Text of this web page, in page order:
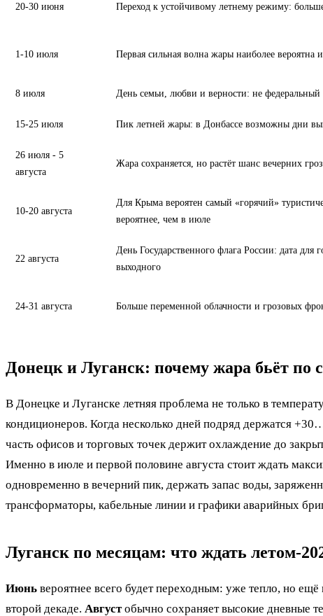
20-30 июня Переход к устойчивому летнему режиму:
1-10 июля Первая сильная волна жары наиболее вероятна
8 июля День семьи, любви и верности: не
15-25 июля Пик летней жары: в Донбассе возможны дни
26 июля - 5
августа
Жара сохраняется, но растёт шанс вечерних
10-20 августа
Для Крыма вероятен самый «горячий»
вероятнее, чем в июле
22 августа
День Государственного флага России: дата для
выходного
24-31 августа Больше переменной облачности и грозовых
Донецк и Луганск: почему жара бьёт по
В Донецке и Луганске летняя проблема не только в
кондиционеров. Когда несколько дней подряд держатся
часть офисов и торговых точек держит охлаждение до
Именно в июле и первой половине августа стоит ждать
одновременно в вечерний пик, держать запас воды,
трансформаторы, кабельные линии и графики аварийных
Луганск по месяцам: что ждать летом-
Июнь вероятнее всего будет переходным: уже тепло, но
второй декаде. Августобычно сохраняет высокие дневные